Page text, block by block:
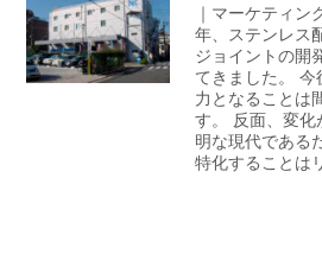
｜マーケティ
年、ステンレス
ジョイントの開
てきました。 今
力となることは
す。 反面、変化
明な現代である
特化することは